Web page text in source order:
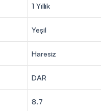
1 Yıllık
Yeşil
Haresiz
DAR
8.7